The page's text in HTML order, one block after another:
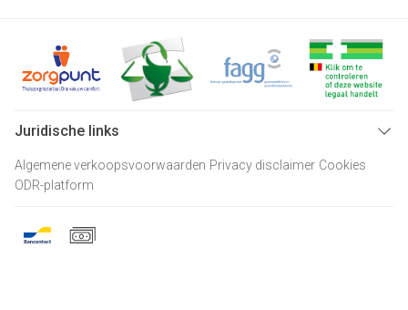
Juridische links
Algemene verkoopsvoorwaarden Privacy disclaimer Cookies
ODR-platform